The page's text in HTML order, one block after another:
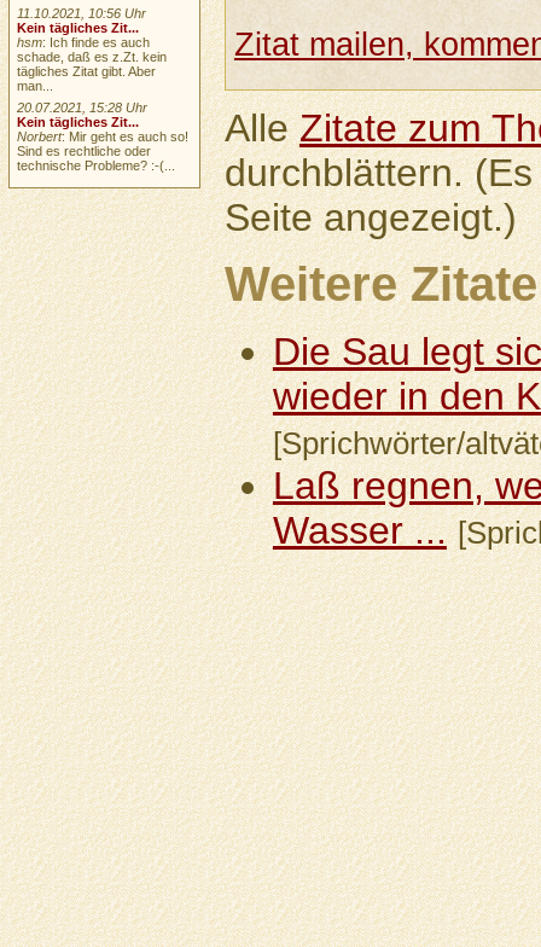
Zitat mailen,
AlleZitate zum
durchblättern.
Seite angezeigt.)
Weitere Zitate
Die Sau legt
wieder in den
[Sprichwörter/
Laß regnen,
Wasser ...
11.10.2021, 10:56 Uhr
Kein tägliches Zit...
hsm: Ich finde es auch
schade, daß es z.Zt. kein
tägliches Zitat gibt. Aber
man...
20.07.2021, 15:28 Uhr
Kein tägliches Zit...
Norbert: Mir geht es auch so!
Sind es rechtliche oder
technische Probleme? :-(...